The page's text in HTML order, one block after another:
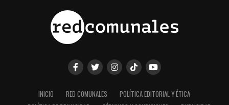
INICIO RED COMUNALES
POLÍTICA EDITORIAL Y ÉTICA